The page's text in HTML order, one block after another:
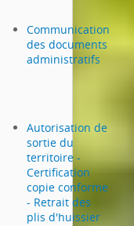
Communication
des documents
administratifs
Autorisation de
sortie du
territoire -
Certification
copie conforme
- Retrait des
plis d'huissier